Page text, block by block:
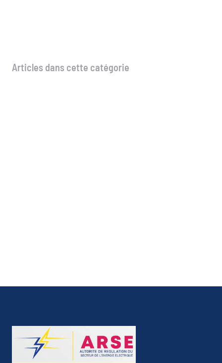
Articles dans cette catégorie